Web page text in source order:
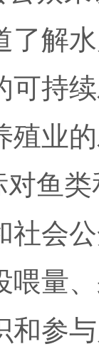
了解
可持
殖业
鱼
社会
喂量
和参